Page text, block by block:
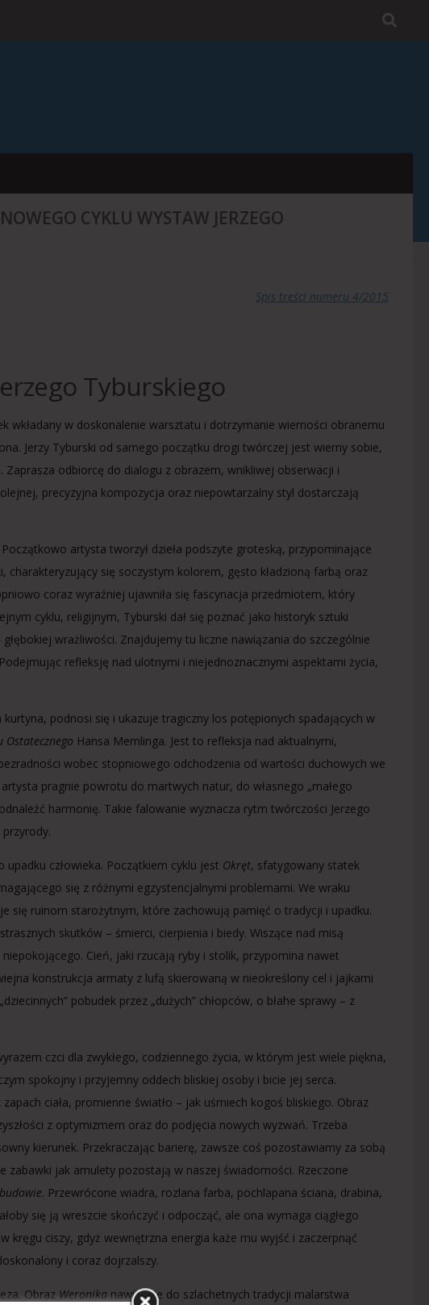
CYKLU WYSTAW JERZEGO
Spis treści numeru 4/2015
Tyburskiego
wkładany w doskonalenie warsztatu i dotrzymanie wierności obranemu
Jerzy Tyburski od samego początku drogi twórczej jest wierny sobie,
odbiorcę do dialogu z obrazem, wnikliwej obserwacji i
precyzyjna kompozycja oraz niepowtarzalny styl dostarczają
artysta tworzył dzieła podszyte groteską, przypominające
charakteryzujący się soczystym kolorem, gęsto kładzioną farbą oraz
coraz wyraźniej ujawniła się fascynacja przedmiotem, który
cyklu, religijnym, Tyburski dał się poznać jako historyk sztuki
wrażliwości. Znajdujemy tu liczne nawiązania do szczególnie
refleksję nad ulotnymi i niejednoznacznymi aspektami życia,
podnosi się i ukazuje tragiczny los potępionych spadających w
Ostatecznego Hansa Memlinga. Jest to refleksja nad aktualnymi,
wobec stopniowego odchodzenia od wartości duchowych we
pragnie powrotu do martwych natur, do własnego „małego
harmonię. Takie falowanie wyznacza rytm twórczości Jerzego
człowieka. Początkiem cyklu jest Okręt, sfatygowany statek
się z różnymi egzystencjalnymi problemami. We wraku
się ruinom starożytnym, które zachowują pamięć o tradycji i upadku.
skutków – śmierci, cierpienia i biedy. Wiszące nad misą
Cień, jaki rzucają ryby i stolik, przypomina nawet
konstrukcja armaty z lufą skierowaną w nieokreślony cel i jajkami
pobudek przez „dużych” chłopców, o błahe sprawy – z
czci dla zwykłego, codziennego życia, w którym jest wiele piękna,
spokojny i przyjemny oddech bliskiej osoby i bicie jej serca.
ciała, promienne światło – jak uśmiech kogoś bliskiego. Obraz
z optymizmem oraz do podjęcia nowych wyzwań. Trzeba
kierunek. Przekraczając barierę, zawsze coś pozostawiamy za sobą
jak amulety pozostają w naszej świadomości. Rzeczone
. Przewrócone wiadra, rozlana farba, pochlapana ściana, drabina,
się ją wreszcie skończyć i odpocząć, ale ona wymaga ciągłego
kręgu ciszy, gdyż wewnętrzna energia każe mu wyjść i zaczerpnąć
i coraz dojrzalszy.
Obraz Weronika nawiązuje do szlachetnych tradycji malarstwa